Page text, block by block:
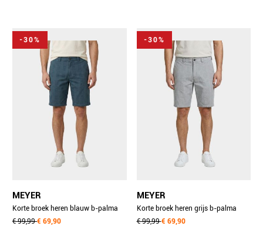
-30%
MEYER
Korte broek heren blauw b-palma
art.1-5078 1401507890/17
€ 99,99€ 69,90
-30%
MEYER
Korte broek heren grijs b-palma
art.1-5078 1401507890/05
€ 99,99€ 69,90